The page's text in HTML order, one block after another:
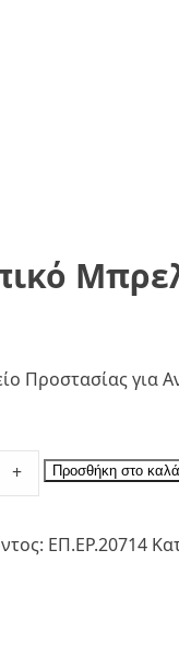
Προστασίας για
+ Προσθήκη στο
ΕΠ.ΕΡ.20714